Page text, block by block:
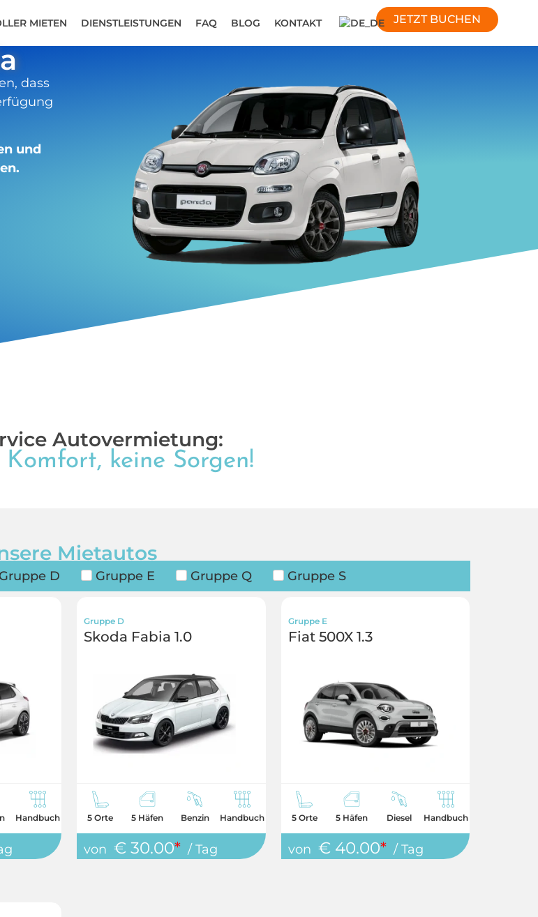
MIETEN DIENSTLEISTUNGEN FAQ BLOG KONTAKT JETZT BUCHEN
dass
und
Autovermietung:
keine Sorgen!
Mietautos
Gruppe D Gruppe E Gruppe Q Gruppe S
Handbuch
Gruppe D
Skoda Fabia 1.0
5 Orte 5 Häfen Benzin Handbuch
von € 30.00* / Tag
Gruppe E
Fiat 500X 1.3
5 Orte 5 Häfen Diesel Handbuch
von € 40.00* / Tag